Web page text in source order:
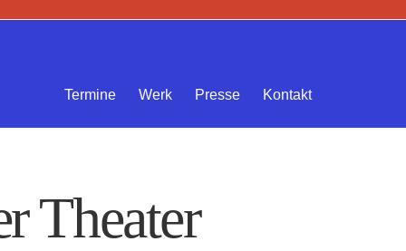
Termine
Werk Presse Kontakt
Theater